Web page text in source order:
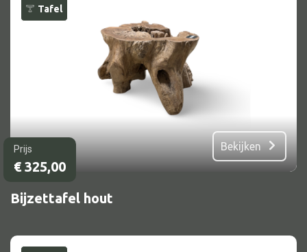
Tafel
Prijs
€325,00
Bekijken
Bijzettafel hout